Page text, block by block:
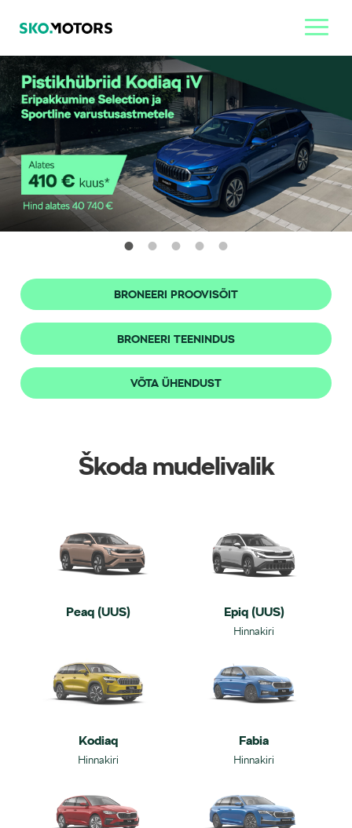
BRONEERI PROOVISÕIT
BRONEERI TEENINDUS
VÕTA ÜHENDUST
Škoda mudelivalik
Peaq (UUS) Epiq (UUS)
Hinnakiri
Kodiaq
Hinnakiri
Fabia
Hinnakiri